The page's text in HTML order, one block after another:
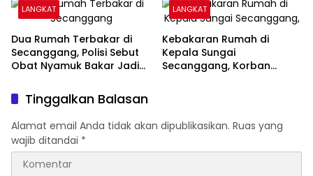
LANGKAT
Dua Rumah Terbakar di
Secanggang, Polisi Sebut
Obat Nyamuk Bakar Jadi
LANGKAT
Kebakaran Rumah di
Kepala Sungai
Secanggang, Korban
Tinggalkan Balasan
Alamat email Anda tidak akan dipublikasikan. Ruas yang
wajib ditandai *